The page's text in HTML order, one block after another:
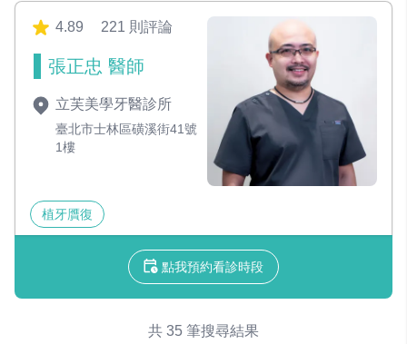
4.89 221 則評論
張正忠 醫師
立芙美學牙醫診所
臺北市士林區磺溪街41號
1樓
植牙贋復
點我預約看診時段
共 35 筆搜尋結果